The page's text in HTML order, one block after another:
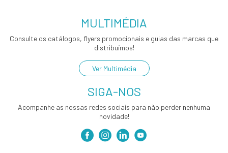
MULTIMÉDIA
Consulte os catálogos, flyers promocionais e guias das marcas que
distribuímos!
Ver Multimédia
SIGA-NOS
Acompanhe as nossas redes sociais para não perder nenhuma
novidade!